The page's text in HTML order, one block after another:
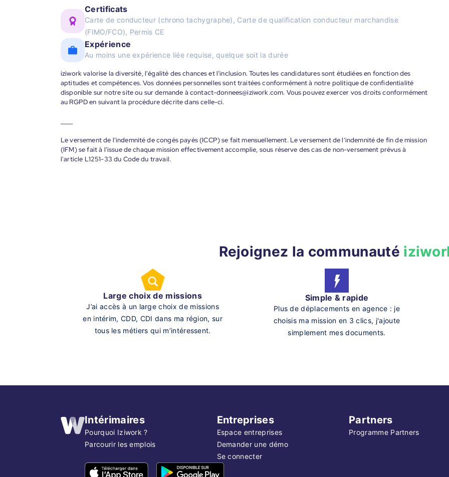
Certificats
Carte de conducteur (chrono tachygraphe), Carte de qualification conducteur marchandise
(FIMO/FCO), Permis CE
Expérience
Au moins une expérience liée requise, quelque soit la durée
iziwork valorise la diversité, l'égalité des chances et l'inclusion. Toutes les candidatures sont étudiées en fonction des
aptitudes et compétences. Vos données personnelles sont traitées conformément à notre politique de confidentialité
disponible sur notre site ou sur demande à contact-donnees@iziwork.com. Vous pouvez exercer vos droits conformément
au RGPD en suivant la procédure décrite dans celle-ci.
Le versement de l'indemnité de congés payés (ICCP) se fait mensuellement. Le versement de l'indemnité de fin de mission
(IFM) se fait à l'issue de chaque mission effectivement accomplie, sous réserve des cas de non-versement prévus à
l'article L1251-33 du Code du travail.
Rejoignez la communauté
Large choix de missions
J’ai accès à un large choix de missions
en intérim, CDD, CDI dans ma région, sur
tous les métiers qui m’intéressent.
Simple & rapide
Plus de déplacements en agence : je
choisis ma mission en 3 clics, j'ajoute
simplement mes documents.
Intérimaires
Pourquoi Iziwork ?
Parcourir les emplois
Entreprises
Espace entreprises
Demander une démo
Se connecter
Partners
Programme Partners